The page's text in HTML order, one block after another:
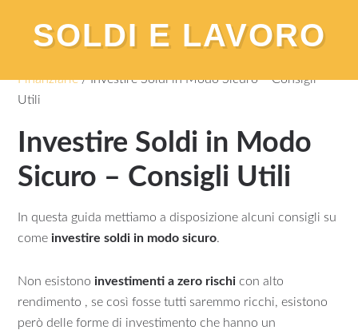
SOLDI E LAVORO
Finanziarie /Investire Soldi in Modo Sicuro – Consigli
Utili
Investire Soldi in Modo
Sicuro – Consigli Utili
In questa guida mettiamo a disposizione alcuni consigli su
come investire soldi in modo sicuro.
Non esistono investimenti a zero rischi con alto
rendimento , se così fosse tutti saremmo ricchi, esistono
però delle forme di investimento che hanno un